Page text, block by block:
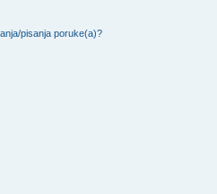
pisanja poruke(a)?